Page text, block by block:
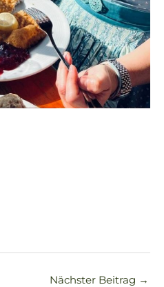
Nächster Beitrag →